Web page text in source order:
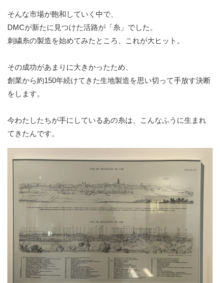
そんな市場が飽和していく中で、
DMCが新たに見つけた活路が「糸」でした。
刺繍糸の製造を始めてみたところ、これが大ヒット。
その成功があまりに大きかったため、
創業から約150年続けてきた生地製造を思い切って手放す決断
をします。
今わたしたちが手にしているあの糸は、こんなふうに生まれ
てきたんです。